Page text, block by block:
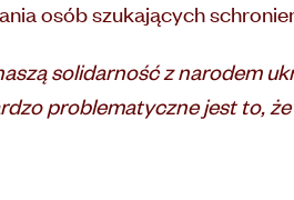
osób szukających
solidarność z narodem
problematyczne jest to,